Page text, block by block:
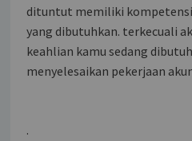
dituntut memiliki
yang dibutuhkan. terkecuali
keahlian kamu sedang
menyelesaikan pekerjaan
.